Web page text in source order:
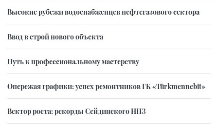
Высокие рубежи водоснабженцев нефтегазового сектора
Ввод в строй нового объекта
Путь к профессиональному мастерству
Опережая графики: успех ремонтников ГК «Türkmennebit»
Вектор роста: рекорды Сейдинского НПЗ